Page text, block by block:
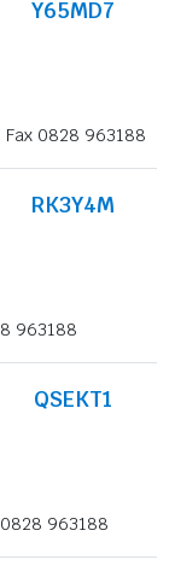
Y65MD7
Fax 0828 963188
RK3Y4M
963188
QSEKT1
0828 963188